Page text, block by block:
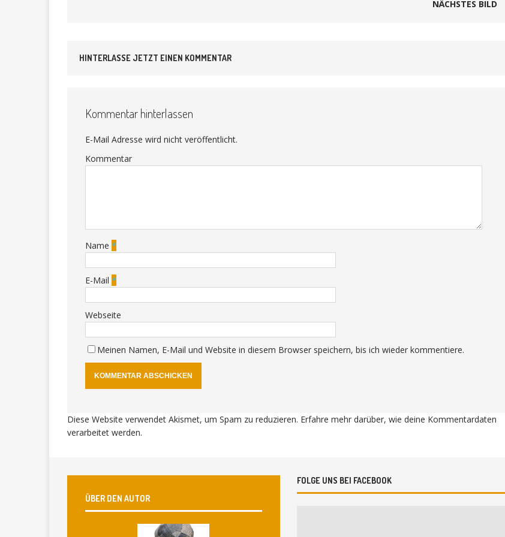
NÄCHSTES BILD
HINTERLASSE JETZT EINEN KOMMENTAR
Kommentar hinterlassen
E-Mail Adresse wird nicht veröffentlicht.
Kommentar
Name *
E-Mail *
Webseite
Meinen Namen, E-Mail und Website in diesem Browser speichern, bis ich wieder kommentiere.
Diese Website verwendet Akismet, um Spam zu reduzieren. Erfahre mehr darüber, wie deine Kommentardaten
verarbeitet werden.
ÜBER DEN AUTOR
FOLGE UNS BEI FACEBOOK